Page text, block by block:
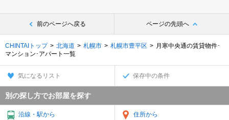
前のページへ戻る ページの先頭へ
CHINTAIトップ 北海道 札幌市 札幌市豊平区
月寒中央通の賃貸物件･
マンション･アパート一覧
気になるリスト 保存中の条件
別の探し方でお部屋を探す
沿線・駅から 住所から